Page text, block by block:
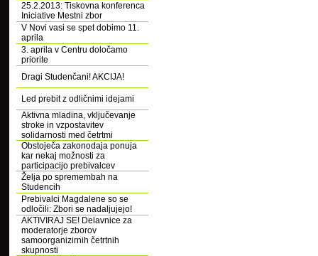
25.2.2013: Tiskovna konferenca
Iniciative Mestni zbor
V Novi vasi se spet dobimo 11.
aprila
3. aprila v Centru določamo
priorite
Dragi Studenčani! AKCIJA!
Led prebit z odličnimi idejami
Aktivna mladina, vključevanje
stroke in vzpostavitev
solidarnosti med četrtmi
Obstoječa zakonodaja ponuja
kar nekaj možnosti za
participacijo prebivalcev
Želja po spremembah na
Studencih
Prebivalci Magdalene so se
odločili: Zbori se nadaljujejo!
AKTIVIRAJ SE! Delavnice za
moderatorje zborov
samoorganizirnih četrtnih
skupnosti